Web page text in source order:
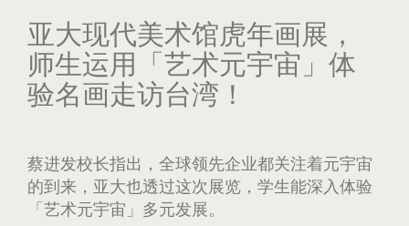
亚大现代美术馆虎年画展，
师生运用「艺术元宇宙」体
验名画走访台湾！
蔡进发校长指出，全球领先企业都关注着元宇宙
的到来，亚大也透过这次展览，学生能深入体验
「艺术元宇宙」多元发展。